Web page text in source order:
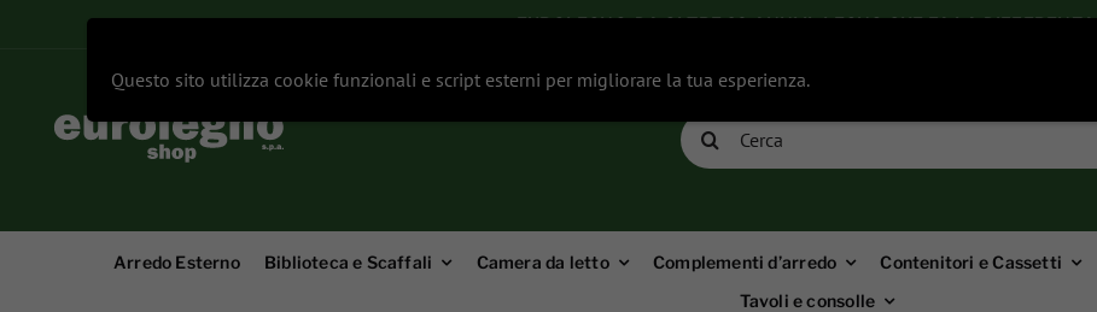
Questo sito utilizza cookie funzionali e script esterni per migliorare la tua esperienza.
EUROLEGNO: DA OLTRE 60 ANNI IL LEGNO CHE FA LA DIFFERENZA
Cerca
per:
Arredo Esterno Biblioteca e Scaffali Camera da letto Complementi d’arredo Contenitori e Cassetti
Tavoli e consolle